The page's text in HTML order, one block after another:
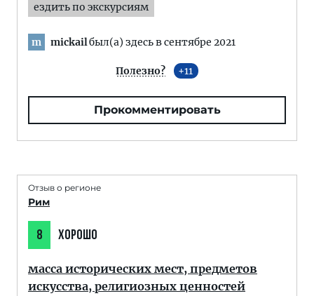
ездить по экскурсиям
m mickailбыл(а) здесь в сентябре 2021
Полезно? 11
Прокомментировать
Отзыв о регионе
Рим
8 ХОРОШО
масса исторических мест, предметов
искусства, религиозных ценностей